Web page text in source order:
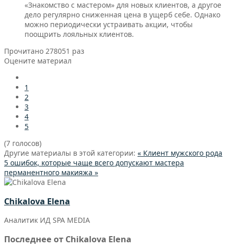
«Знакомство с мастером» для новых клиентов, а другое
дело регулярно сниженная цена в ущерб себе. Однако
можно периодически устраивать акции, чтобы
поощрить лояльных клиентов.
Прочитано 278051 раз
Оцените материал
1
2
3
4
5
(7 голосов)
Другие материалы в этой категории: « Клиент мужского рода
5 ошибок, которые чаще всего допускают мастера
перманентного макияжа »
Chikalova Elena
Аналитик ИД SPA MEDIA
Последнее от Chikalova Elena